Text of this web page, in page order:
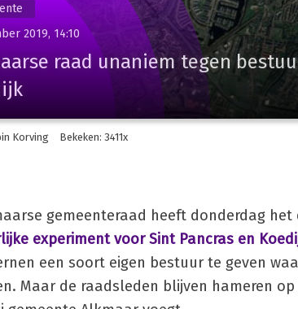
2019, 14:10
raad unaniem tegen
Korving Bekeken: 3411x
gemeenteraad heeft donderdag
experiment voor Sint Pancras en
een soort eigen bestuur te geven
Maar de raadsleden blijven hameren